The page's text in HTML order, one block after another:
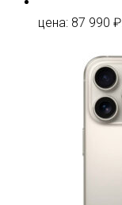
цена: 87 990 ₽.